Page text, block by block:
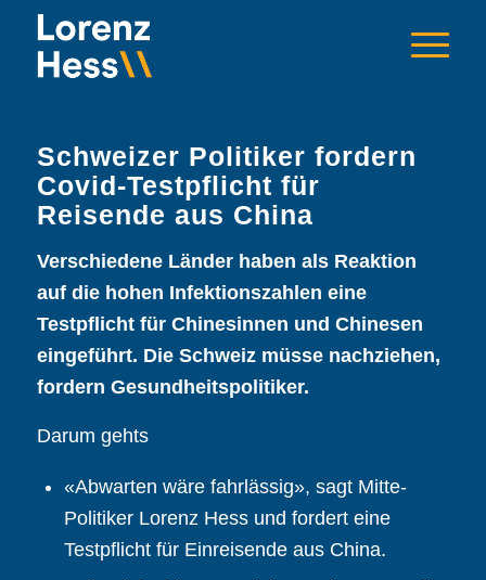
Schweizer Politiker fordern
Covid-Testpflicht für
Reisende aus China
Verschiedene Länder haben als Reaktion
auf die hohen Infektionszahlen eine
Testpflicht für Chinesinnen und Chinesen
eingeführt. Die Schweiz müsse nachziehen,
fordern Gesundheitspolitiker.
Darum gehts
«Abwarten wäre fahrlässig», sagt Mitte-
Politiker Lorenz Hess und fordert eine
Testpflicht für Einreisende aus China.